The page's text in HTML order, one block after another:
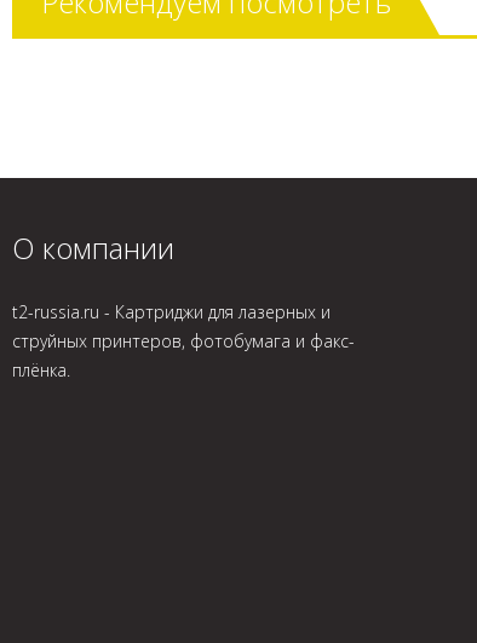
О компании
t2-russia.ru - Картриджи для лазерных и
струйных принтеров, фотобумага и факс-
плёнка.